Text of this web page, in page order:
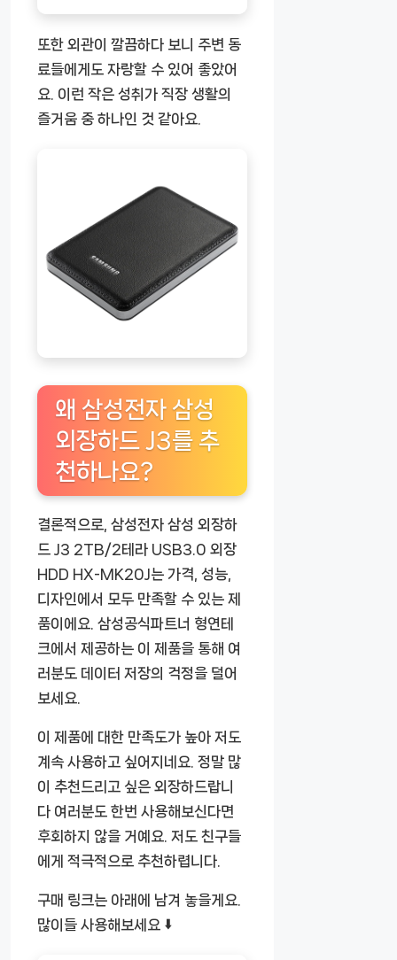
또한 외관이 깔끔하다 보니 주변 동
료들에게도 자랑할 수 있어 좋았어
요. 이런 작은 성취가 직장 생활의
즐거움 중 하나인 것 같아요.
왜 삼성전자 삼성
외장하드 J3를 추
천하나요?
결론적으로, 삼성전자 삼성 외장하
드 J3 2TB/2테라 USB3.0 외장
HDD HX-MK20J는 가격, 성능,
디자인에서 모두 만족할 수 있는 제
품이에요. 삼성공식파트너 형연테
크에서 제공하는 이 제품을 통해 여
러분도 데이터 저장의 걱정을 덜어
보세요.
이 제품에 대한 만족도가 높아 저도
계속 사용하고 싶어지네요. 정말 많
이 추천드리고 싶은 외장하드랍니
다 여러분도 한번 사용해보신다면
후회하지 않을 거예요. 저도 친구들
에게 적극적으로 추천하렵니다.
구매 링크는 아래에 남겨 놓을게요.
많이들 사용해보세요 ⬇️